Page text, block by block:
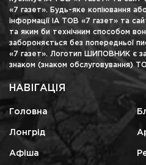
«7 газет». Будь-яке копіювання
інформації ІА ТОВ «7 газет» та
та яким би технічним способом
забороняється без попередньої
«7 газет». Логотип ШИПОВНИК є
знаком (знаком обслуговування)
НАВІГАЦІЯ
Головна
Лонгрід
Афіша